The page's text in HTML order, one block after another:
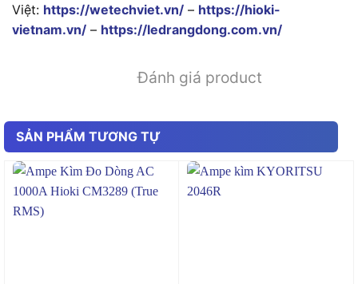
Việt: https://wetechviet.vn/ – https://hioki-
vietnam.vn/ – https://ledrangdong.com.vn/
Đánh giá product
SẢN PHẨM TƯƠNG TỰ